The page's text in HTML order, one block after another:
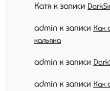
Катя к записи
admin к записи Как
кальяна
admin к записи
admin к записи Как